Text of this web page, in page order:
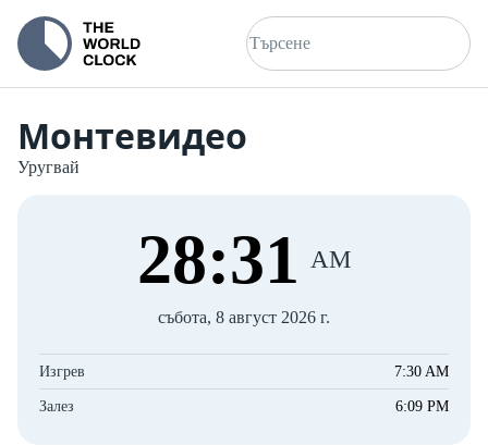
Монтевидео
Уругвай
28:31 AM
събота, 8 август 2026 г.
Изгрев 7:30 AM
Залез 6:09 PM